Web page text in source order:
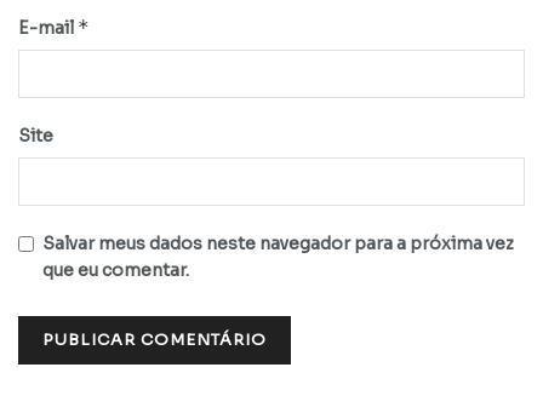
E-mail *
Site
Salvar meus dados neste navegador para a próxima vez
que eu comentar.